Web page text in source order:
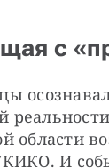
с
области
И